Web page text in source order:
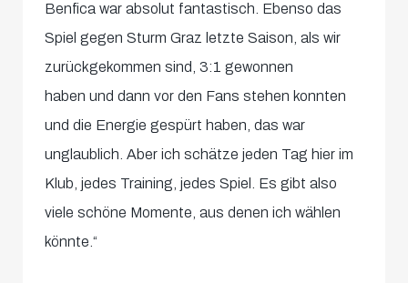
Benfica war absolut fantastisch. Ebenso das
Spiel gegen Sturm Graz letzte Saison, als wir
zurückgekommen sind, 3:1 gewonnen
haben und dann vor den Fans stehen konnten
und die Energie gespürt haben, das war
unglaublich. Aber ich schätze jeden Tag hier im
Klub, jedes Training, jedes Spiel. Es gibt also
viele schöne Momente, aus denen ich wählen
könnte.“